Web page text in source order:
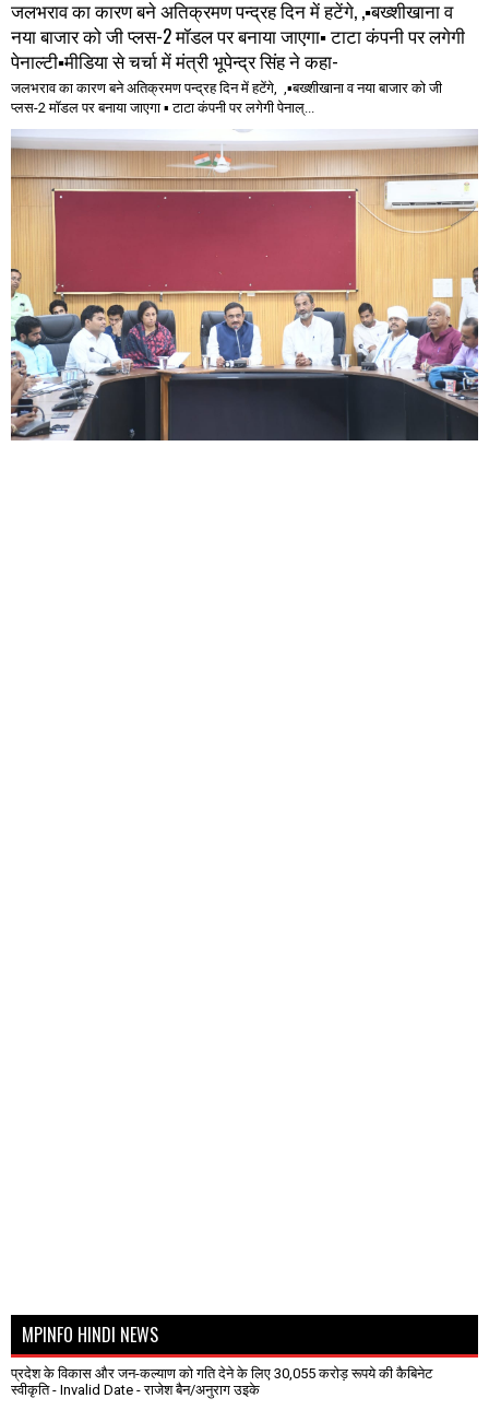
जलभराव का कारण बने अतिक्रमण पन्द्रह दिन में हटेंगे, ,▪️बख्शीखाना व
नया बाजार को जी प्लस-2 मॉडल पर बनाया जाएगा▪️ टाटा कंपनी पर लगेगी
पेनाल्टी▪️मीडिया से चर्चा में मंत्री भूपेन्द्र सिंह ने कहा-
जलभराव का कारण बने अतिक्रमण पन्द्रह दिन में हटेंगे, ,▪️बख्शीखाना व नया बाजार को जी
प्लस-2 मॉडल पर बनाया जाएगा ▪️ टाटा कंपनी पर लगेगी पेनाल्...
MPINFO HINDI NEWS
प्रदेश के विकास और जन-कल्याण को गति देने के लिए 30,055 करोड़ रूपये की कैबिनेट
स्वीकृति- Invalid Date - राजेश बैन/अनुराग उइके